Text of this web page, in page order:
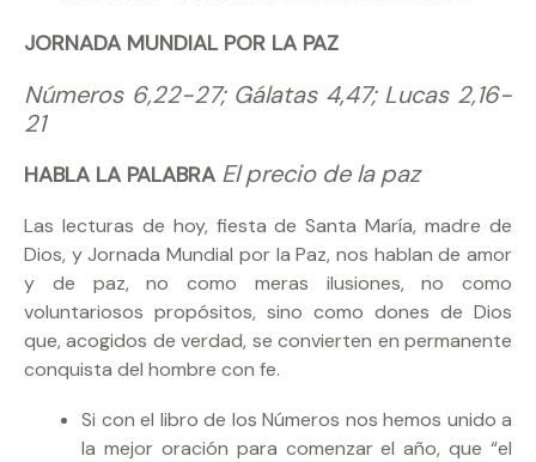
JORNADA MUNDIAL POR LA PAZ
Números 6,22-27; Gálatas 4,47; Lucas 2,16-
21
HABLA LA PALABRA El precio de la paz
Las lecturas de hoy, fiesta de Santa María, madre de
Dios, y Jornada Mundial por la Paz, nos hablan de amor
y de paz, no como meras ilusiones, no como
voluntariosos propósitos, sino como dones de Dios
que, acogidos de verdad, se convierten en permanente
conquista del hombre con fe.
Si con el libro de los Números nos hemos unido a
la mejor oración para comenzar el año, que “el